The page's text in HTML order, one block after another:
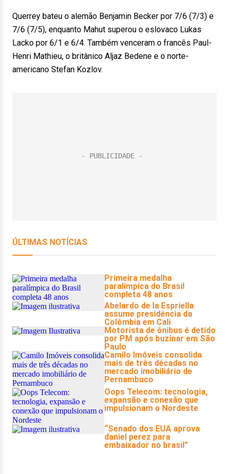
Querrey bateu o alemão Benjamin Becker por 7/6 (7/3) e
7/6 (7/5), enquanto Mahut superou o eslovaco Lukas
Lacko por 6/1 e 6/4. Também venceram o francês Paul-
Henri Mathieu, o britânico Aljaz Bedene e o norte-
americano Stefan Kozlov.